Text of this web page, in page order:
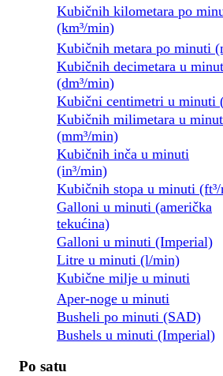
Kubičnih kilometara po
(km³/min)
Kubičnih metara po minuti
Kubičnih decimetara u
(dm³/min)
Kubični centimetri u minuti
Kubičnih milimetara u
(mm³/min)
Kubičnih inča u minuti
(in³/min)
Kubičnih stopa u minuti
Galloni u minuti (američka
tekućina)
Galloni u minuti (Imperial)
Litre u minuti (l/min)
Kubične milje u minuti
Aper-noge u minuti
Busheli po minuti (SAD)
Bushels u minuti (Imperial)
Po satu